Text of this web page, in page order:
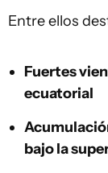
Entre ellos
Fuertes
ecuatorial
bajo la